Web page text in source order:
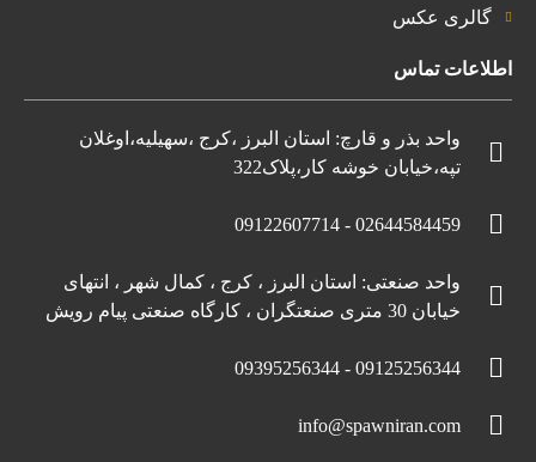
گالری عکس
اطلاعات تماس
واحد بذر و قارچ: استان البرز ،کرج ،سهیلیه،اوغلان
تپه،خیابان خوشه کار،پلاک322
02644584459 - 09122607714
واحد صنعتی: استان البرز ، کرج ، کمال شهر ، انتهای
خیابان 30 متری صنعتگران ، کارگاه صنعتی پیام رویش
09125256344 - 09395256344
info@spawniran.com